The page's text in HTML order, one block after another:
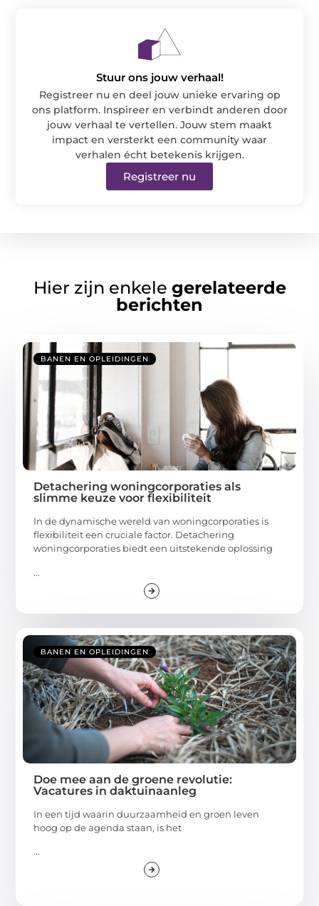
Stuur ons jouw verhaal!
Registreer nu en deel jouw unieke ervaring op
ons platform. Inspireer en verbindt anderen door
jouw verhaal te vertellen. Jouw stem maakt
impact en versterkt een community waar
verhalen écht betekenis krijgen.
Registreer nu
Hier zijn enkele gerelateerde
berichten
BANEN EN OPLEIDINGEN
Detachering woningcorporaties als
slimme keuze voor flexibiliteit
In de dynamische wereld van woningcorporaties is
flexibiliteit een cruciale factor. Detachering
woningcorporaties biedt een uitstekende oplossing
...
BANEN EN OPLEIDINGEN
Doe mee aan de groene revolutie:
Vacatures in daktuinaanleg
In een tijd waarin duurzaamheid en groen leven
hoog op de agenda staan, is het
...